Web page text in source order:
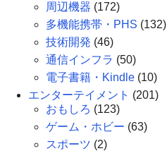
周辺機器 (172)
多機能携帯・PHS (132)
技術開発 (46)
通信インフラ (50)
電子書籍・Kindle (10)
エンターテイメント (201)
おもしろ (123)
ゲーム・ホビー (63)
スポーツ (2)